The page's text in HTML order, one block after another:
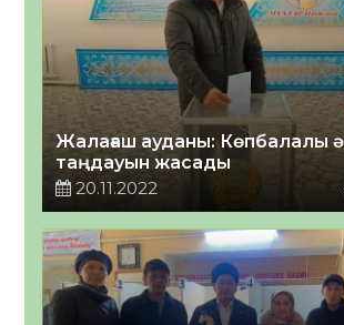
Жалағаш ауданы: Көпбалалы
таңдауын жасады
20.11.2022